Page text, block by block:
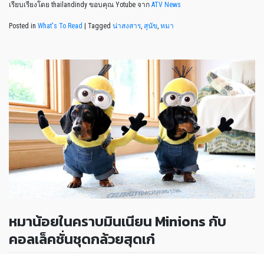
เรียบเรียงโดย thailandindy ขอบคุณ Yotube จาก ATV News
Posted in What's To Read Tagged น่าสงสาร, สุนัข, หมา
หมาน้อยในคราบมินเนียน Minions กับ
คอลเล็คชั่นชุดกล้วยสุดเก๋